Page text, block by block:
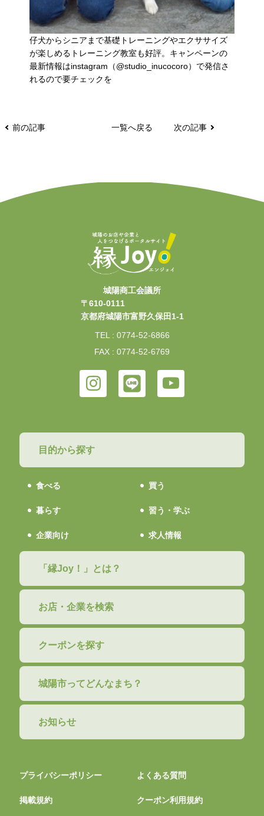
仔犬からシニアまで基礎トレーニングやエクササイズ
が楽しめるトレーニング教室も好評。キャンペーンの
最新情報はinstagram（@studio_inucocoro）で発信さ
れるので要チェックを
前の記事 一覧へ戻る 次の記事
城陽商工会議所
〒610-0111
京都府城陽市富野久保田1-1
TEL : 0774-52-6866
FAX : 0774-52-6769
目的から探す
食べる 買う
暮らす 習う・学ぶ
企業向け 求人情報
「縁Joy！」とは？
お店・企業を検索
クーポンを探す
城陽市ってどんなまち？
お知らせ
プライバシーポリシー よくある質問
掲載規約 クーポン利用規約